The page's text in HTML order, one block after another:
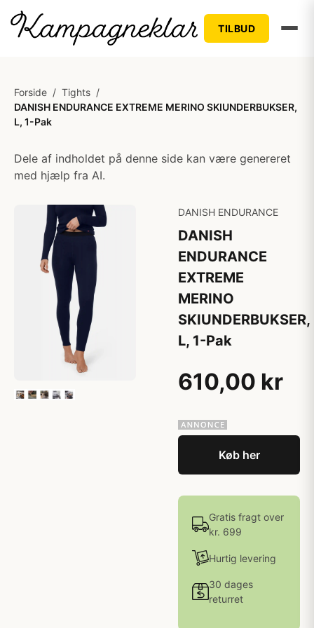
TILBUD
Forside / Tights /
DANISH ENDURANCE EXTREME MERINO SKIUNDERBUKSER,
L, 1-Pak
Dele af indholdet på denne side kan være genereret
med hjælp fra AI.
DANISH ENDURANCE
DANISH
ENDURANCE
EXTREME
MERINO
SKIUNDERBUKSER,
L, 1-Pak
610,00 kr
Køb her
Gratis fragt over
kr. 699
Hurtig levering
30 dages
returret